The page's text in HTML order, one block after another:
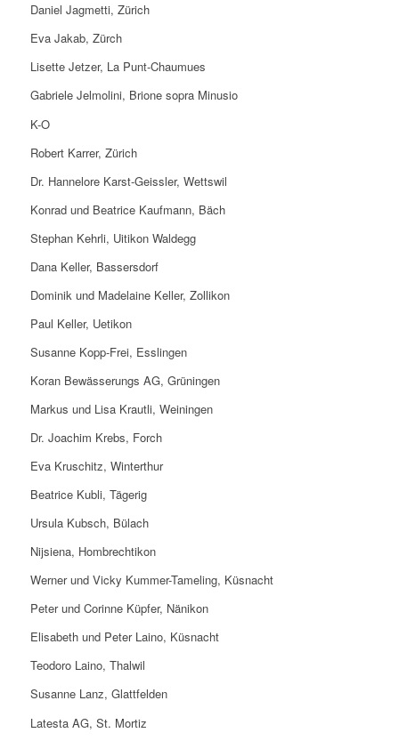
Daniel Jagmetti, Zürich
Eva Jakab, Zürch
Lisette Jetzer, La Punt-Chaumues
Gabriele Jelmolini, Brione sopra Minusio
K-O
Robert Karrer, Zürich
Dr. Hannelore Karst-Geissler, Wettswil
Konrad und Beatrice Kaufmann, Bäch
Stephan Kehrli, Uitikon Waldegg
Dana Keller, Bassersdorf
Dominik und Madelaine Keller, Zollikon
Paul Keller, Uetikon
Susanne Kopp-Frei, Esslingen
Koran Bewässerungs AG, Grüningen
Markus und Lisa Krautli, Weiningen
Dr. Joachim Krebs, Forch
Eva Kruschitz, Winterthur
Beatrice Kubli, Tägerig
Ursula Kubsch, Bülach
Nijsiena, Hombrechtikon
Werner und Vicky Kummer-Tameling, Küsnacht
Peter und Corinne Küpfer, Nänikon
Elisabeth und Peter Laino, Küsnacht
Teodoro Laino, Thalwil
Susanne Lanz, Glattfelden
Latesta AG, St. Mortiz